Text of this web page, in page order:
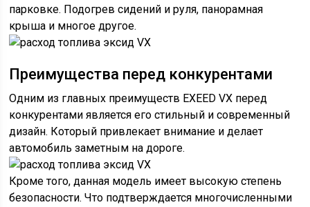
парковке. Подогрев сидений и руля, панорамная
крыша и многое другое.
Преимущества перед конкурентами
Одним из главных преимуществ EXEED VX перед
конкурентами является его стильный и современный
дизайн. Который привлекает внимание и делает
автомобиль заметным на дороге.
Кроме того, данная модель имеет высокую степень
безопасности. Что подтверждается многочисленными